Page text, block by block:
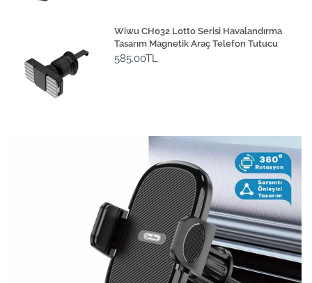
Wiwu CH032 Lotto Serisi Havalandırma
Tasarım Magnetik Araç Telefon Tutucu
585.00TL